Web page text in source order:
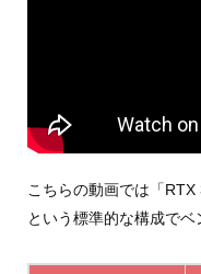
こちらの動画では「RTX
という標準的な構成でベ